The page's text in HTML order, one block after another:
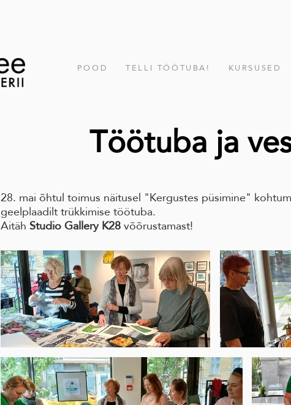
POOD TELLI TÖÖTUBA! KURSUSED
Töötuba ja
28. mai õhtul toimus näitusel "Kergustes püsimine"
geelplaadilt trükkimise töötuba.
Aitäh Studio Gallery K28 võõrustamast!